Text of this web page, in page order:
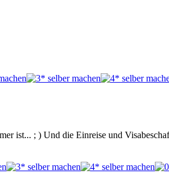
ist... ; ) Und die Einreise und